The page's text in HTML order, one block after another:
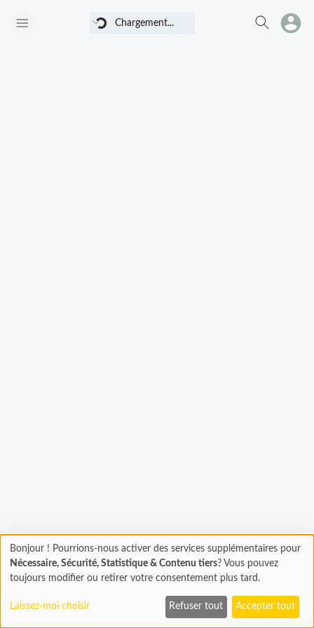
Chargement... Chargement...
Chargement
En cours...
Bonjour ! Pourrions-nous activer des services supplémentaires pour
Nécessaire, Sécurité, Statistique & Contenu tiers? Vous pouvez
toujours modifier ou retirer votre consentement plus tard.
Laissez-moi choisir Refuser tout Accepter tout